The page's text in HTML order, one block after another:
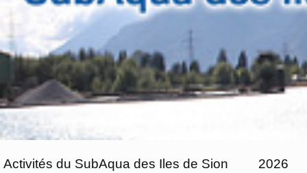
Activités du SubAqua des Iles de Sion 2026